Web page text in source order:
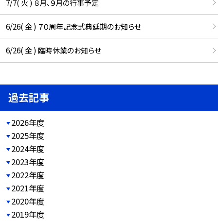
7/7( 火 ) ８月、９月の行事予定
6/26( 金 ) ７０周年記念式典延期のお知らせ
6/26( 金 ) 臨時休業のお知らせ
過去記事
2026年度
2025年度
2024年度
2023年度
2022年度
2021年度
2020年度
2019年度